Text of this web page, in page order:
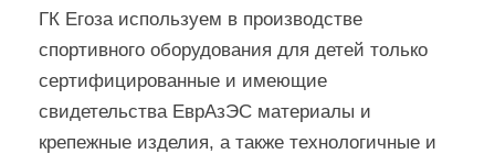
ГК Егоза используем в производстве
спортивного оборудования для детей только
сертифицированные и имеющие
свидетельства ЕврАзЭС материалы и
крепежные изделия, а также технологичные и